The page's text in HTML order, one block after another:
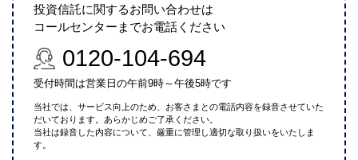
投資信託に関するお問い合わせは
コールセンターまでお電話ください
0120-104-694
受付時間は営業日の午前9時～午後5時です
当社では、サービス向上のため、お客さまとの電話内容を録音させていた
だいております。あらかじめご了承ください。
当社は録音した内容について、厳重に管理し適切な取り扱いをいたしま
す。